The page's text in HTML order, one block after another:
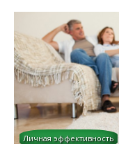
Личная эффективность